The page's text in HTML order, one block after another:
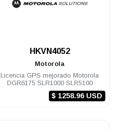
HKVN4052
Motorola
Licencia GPS mejorado Motorola
DGR6175 SLR1000 SLR5100
$ 1258.96 USD